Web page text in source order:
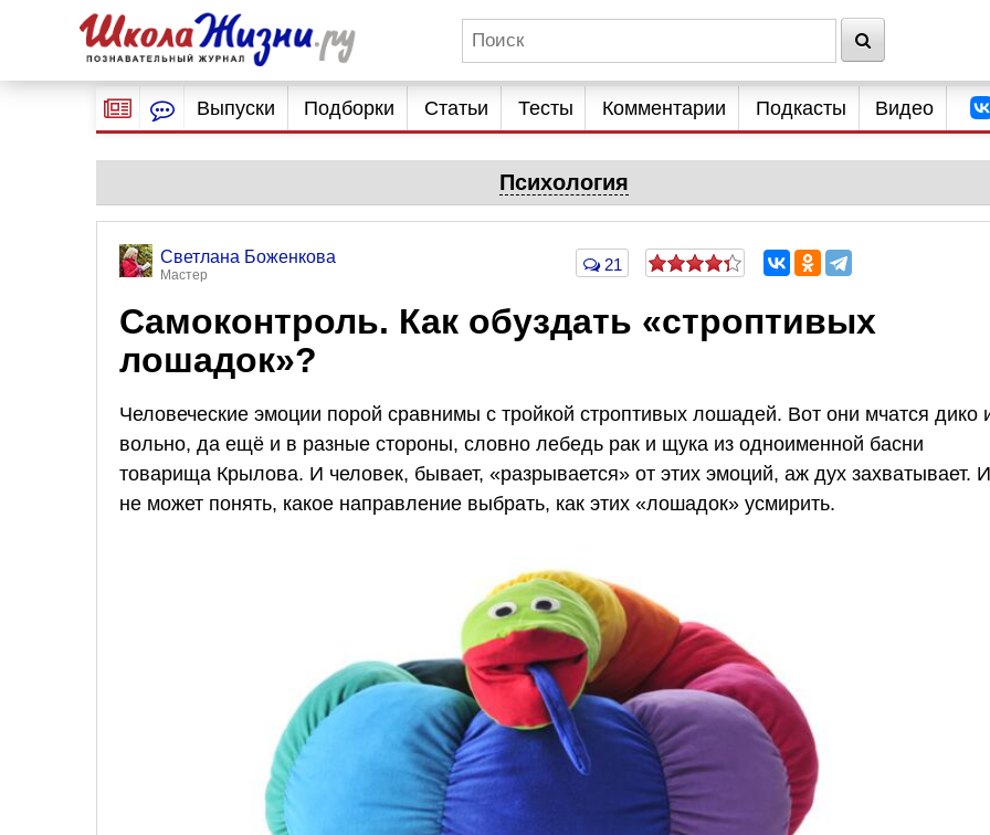
Выпуски Подборки Статьи Тесты Комментарии Подкасты Видео
Психология
Светлана Боженкова
Мастер
21
Самоконтроль. Как обуздать «строптивых
лошадок»?
Человеческие эмоции порой сравнимы с тройкой строптивых лошадей. Вот они мчатся дико
вольно, да ещё и в разные стороны, словно лебедь рак и щука из одноименной басни
товарища Крылова. И человек, бывает, «разрывается» от этих эмоций, аж дух захватывает. И
не может понять, какое направление выбрать, как этих «лошадок» усмирить.